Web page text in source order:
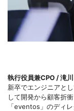
執行役員兼CPO / 滝
新卒でエンジニアと
して開発から顧客折
「eventos」のディ